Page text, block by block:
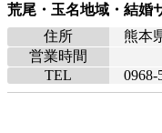
荒尾・玉名地域・結婚
住所
熊本
営業時間
TEL
0968-